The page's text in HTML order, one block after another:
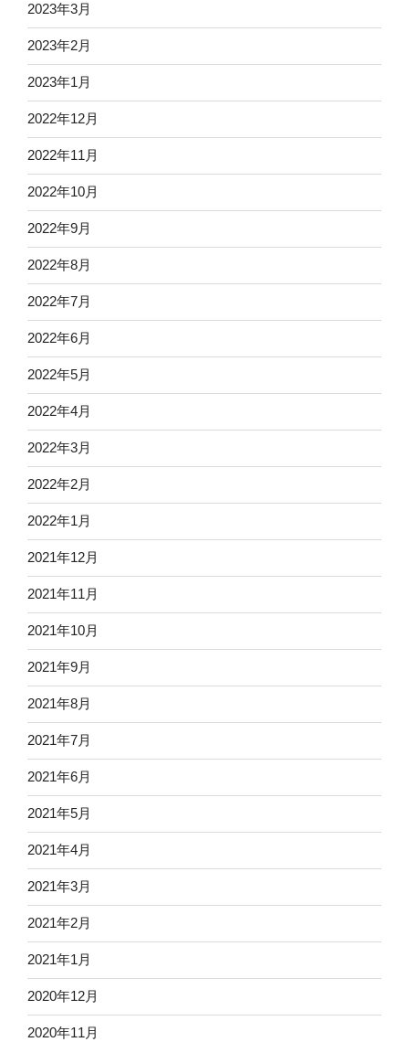
2023年3月
2023年2月
2023年1月
2022年12月
2022年11月
2022年10月
2022年9月
2022年8月
2022年7月
2022年6月
2022年5月
2022年4月
2022年3月
2022年2月
2022年1月
2021年12月
2021年11月
2021年10月
2021年9月
2021年8月
2021年7月
2021年6月
2021年5月
2021年4月
2021年3月
2021年2月
2021年1月
2020年12月
2020年11月